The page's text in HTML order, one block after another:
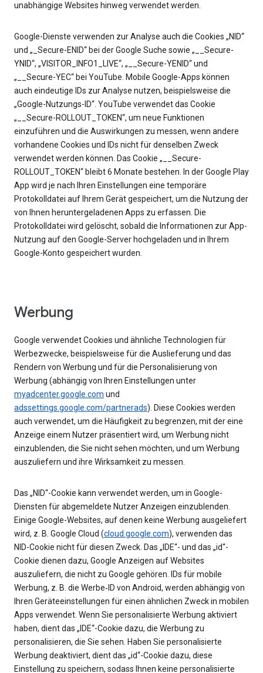
unabhängige Websites hinweg verwendet werden.
Google-Dienste verwenden zur Analyse auch die Cookies „NID“
und „_Secure-ENID“ bei der Google Suche sowie „__Secure-
YNID“, „VISITOR_INFO1_LIVE“, „__Secure-YENID“ und
„__Secure-YEC“ bei YouTube. Mobile Google-Apps können
auch eindeutige IDs zur Analyse nutzen, beispielsweise die
„Google-Nutzungs-ID“. YouTube verwendet das Cookie
„__Secure-ROLLOUT_TOKEN“, um neue Funktionen
einzuführen und die Auswirkungen zu messen, wenn andere
vorhandene Cookies und IDs nicht für denselben Zweck
verwendet werden können. Das Cookie „__Secure-
ROLLOUT_TOKEN“ bleibt 6 Monate bestehen. In der Google Play
App wird je nach Ihren Einstellungen eine temporäre
Protokolldatei auf Ihrem Gerät gespeichert, um die Nutzung der
von Ihnen heruntergeladenen Apps zu erfassen. Die
Protokolldatei wird gelöscht, sobald die Informationen zur App-
Nutzung auf den Google-Server hochgeladen und in Ihrem
Google-Konto gespeichert wurden.
Werbung
Google verwendet Cookies und ähnliche Technologien für
Werbezwecke, beispielsweise für die Auslieferung und das
Rendern von Werbung und für die Personalisierung von
Werbung (abhängig von Ihren Einstellungen unter
myadcenter.google.com und
adssettings.google.com/partnerads). Diese Cookies werden
auch verwendet, um die Häufigkeit zu begrenzen, mit der eine
Anzeige einem Nutzer präsentiert wird, um Werbung nicht
einzublenden, die Sie nicht sehen möchten, und um Werbung
auszuliefern und ihre Wirksamkeit zu messen.
Das „NID“-Cookie kann verwendet werden, um in Google-
Diensten für abgemeldete Nutzer Anzeigen einzublenden.
Einige Google-Websites, auf denen keine Werbung ausgeliefert
wird, z. B. Google Cloud (cloud.google.com), verwenden das
NID-Cookie nicht für diesen Zweck. Das „IDE“- und das „id“-
Cookie dienen dazu, Google Anzeigen auf Websites
auszuliefern, die nicht zu Google gehören. IDs für mobile
Werbung, z. B. die Werbe‑ID von Android, werden abhängig von
Ihren Geräteeinstellungen für einen ähnlichen Zweck in mobilen
Apps verwendet. Wenn Sie personalisierte Werbung aktiviert
haben, dient das „IDE“-Cookie dazu, die Werbung zu
personalisieren, die Sie sehen. Haben Sie personalisierte
Werbung deaktiviert, dient das „id“-Cookie dazu, diese
Einstellung zu speichern, sodass Ihnen keine personalisierte